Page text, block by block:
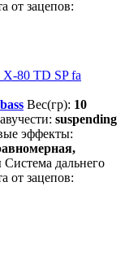
от зацепов:
X-80 TD SP fa
Вес(гр): 10
suspending
эффекты:
Система дальнего
от зацепов: